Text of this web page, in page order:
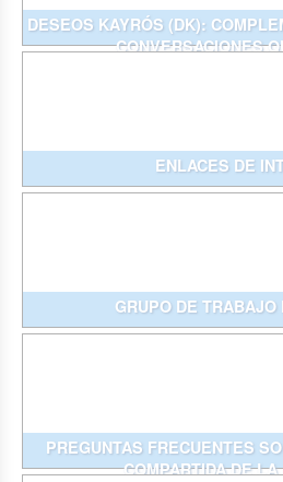
DESEOS KAYRÓS (DK):
CONVERSACIONES
ENLACES DE
GRUPO DE TRABAJO
PREGUNTAS FRECUENTES
COMPARTIDA DE LA